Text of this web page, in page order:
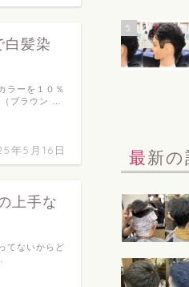
白髪染
年5月16日
ラーを１０％
ブラウン …
上手な
てないからど
5
最新